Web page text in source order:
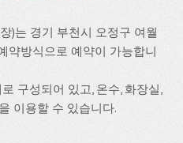
)는 경기 부천시 오정구 여월
약방식으로 예약이 가능합니
구성되어 있고, 온수, 화장실,
이용할 수 있습니다.